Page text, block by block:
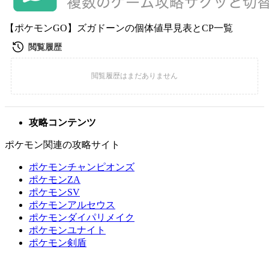
【ポケモンGO】ズガドーンの個体値早見表とCP一覧
攻略コンテンツ
ポケモン関連の攻略サイト
ポケモンチャンピオンズ
ポケモンZA
ポケモンSV
ポケモンアルセウス
ポケモンダイパリメイク
ポケモンユナイト
ポケモン剣盾